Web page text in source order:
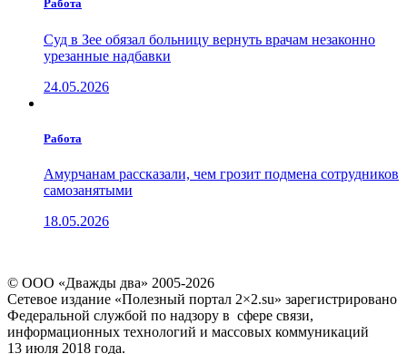
Работа
Суд в Зее обязал больницу вернуть врачам незаконно
урезанные надбавки
24.05.2026
Работа
Амурчанам рассказали, чем грозит подмена сотрудников
самозанятыми
18.05.2026
© ООО «Дважды два» 2005-2026
Сетевое издание «Полезный портал 2×2.su» зарегистрировано
Федеральной службой по надзору в сфере связи,
информационных технологий и массовых коммуникаций
13 июля 2018 года.